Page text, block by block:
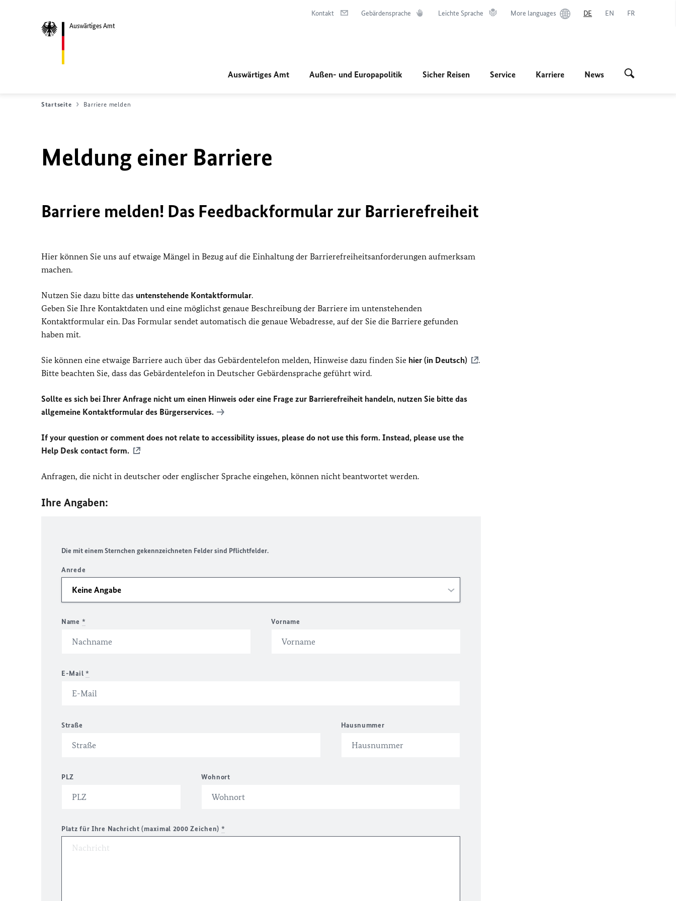
Auswärtiges Amt
Kontakt Gebärdensprache Leichte Sprache More languages DE EN FR
Auswärtiges Amt Außen- und Europapolitik Sicher Reisen Service Karriere News
Startseite Barriere melden
Meldung einer Barriere
Barriere melden! Das Feedbackformular zur Barrierefreiheit
Hier können Sie uns auf etwaige Mängel in Bezug auf die Einhaltung der Barrierefreiheitsanforderungen aufmerksam
machen.
Nutzen Sie dazu bitte das untenstehende Kontaktformular.
Geben Sie Ihre Kontaktdaten und eine möglichst genaue Beschreibung der Barriere im untenstehenden
Kontaktformular ein. Das Formular sendet automatisch die genaue Webadresse, auf der Sie die Barriere gefunden
haben mit.
Sie können eine etwaige Barriere auch über das Gebärdentelefon melden, Hinweise dazu finden Sie hier (in Deutsch)
.
Bitte beachten Sie, dass das Gebärdentelefon in Deutscher Gebärdensprache geführt wird.
Sollte es sich bei Ihrer Anfrage nicht um einen Hinweis oder eine Frage zur Barrierefreiheit handeln, nutzen Sie bitte das
allgemeine Kontaktformular des Bürgerservices.
If your question or comment does not relate to accessibility issues, please do not use this form. Instead, please use the
Help Desk contact form.
Anfragen, die nicht in deutscher oder englischer Sprache eingehen, können nicht beantwortet werden.
Ihre Angaben:
Die mit einem Sternchen gekennzeichneten Felder sind Pflichtfelder.
Anrede
Name * Vorname
E-Mail *
Straße Hausnummer
PLZ Wohnort
Platz für Ihre Nachricht (maximal 2000 Zeichen) *